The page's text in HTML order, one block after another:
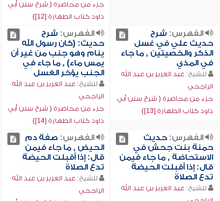
جزء من محاضرة ( شرح سنن أبي
داود كتاب الطهارة [12])
الفهرس: شرح
حديث علي في غسل
الذكر والخصيتين , ما جاء
في المذي
للشيخ: عبد العزيز بن عبد الله
الراجحي
جزء من محاضرة ( شرح سنن أبي
داود كتاب الطهارة [13])
الفهرس: شرح
حديث: (كان رسول الله
ينام وهو جنب من غير أن
يمس ماء) , ما جاء في
الجنب يؤخر الغسل
للشيخ: عبد العزيز بن عبد الله
الراجحي
جزء من محاضرة ( شرح سنن أبي
داود كتاب الطهارة [14])
الفهرس:حديث
حمنة بنت جحش في
الاستحاضة , ما جاء فيمن
قال: إذا أقبلت الحيضة
تدع الصلاة
للشيخ: عبد العزيز بن عبد الله
الفهرس: صفة دم
الحيض , ما جاء فيمن
قال: إذا أقبلت الحيضة
تدع الصلاة
للشيخ: عبد العزيز بن عبد الله
الراجحي